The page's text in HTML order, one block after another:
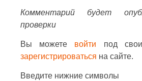
Комментарий будет
проверки
Вы можете войти под
зарегистрироваться на сайте.
Введите нижние символы